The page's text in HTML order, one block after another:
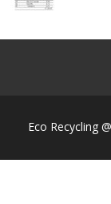
Eco Recycling